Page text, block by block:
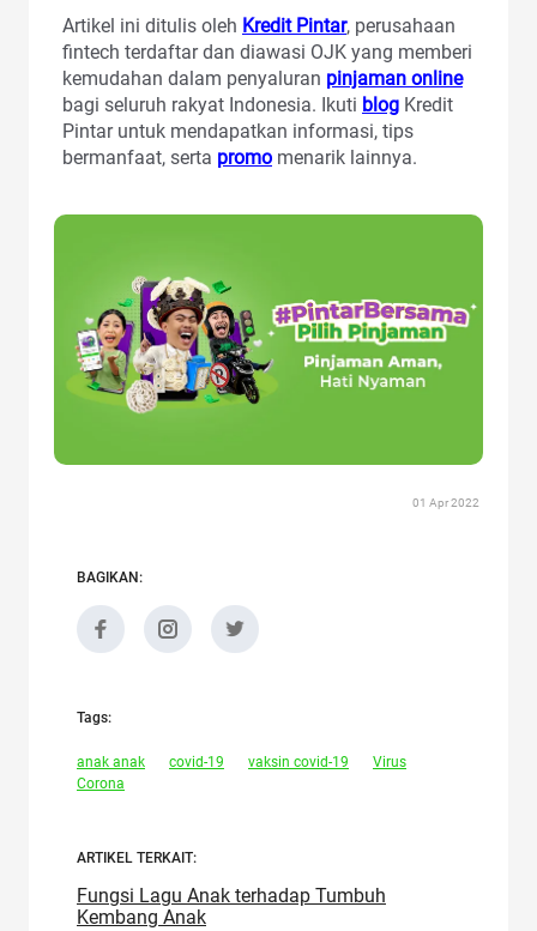
Artikel ini ditulis oleh Kredit Pintar, perusahaan
fintech terdaftar dan diawasi OJK yang memberi
kemudahan dalam penyaluran pinjaman online
bagi seluruh rakyat Indonesia. Ikuti blog Kredit
Pintar untuk mendapatkan informasi, tips
bermanfaat, serta promo menarik lainnya.
01 Apr 2022
BAGIKAN:
Tags:
anak anak covid-19 vaksin covid-19
Virus
Corona
ARTIKEL TERKAIT:
Fungsi Lagu Anak terhadap Tumbuh
Kembang Anak